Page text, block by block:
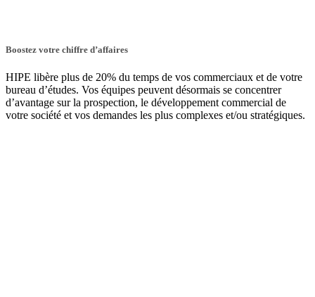
Boostez votre chiffre d’affaires
HIPE libère plus de 20% du temps de vos commerciaux et de votre
bureau d’études. Vos équipes peuvent désormais se concentrer
d’avantage sur la prospection, le développement commercial de
votre société et vos demandes les plus complexes et/ou stratégiques.